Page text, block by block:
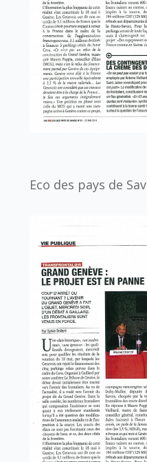
Eco des pays de